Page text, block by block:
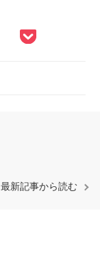
最新記事から読む